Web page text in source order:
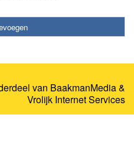
van BaakmanMedia&
Vrolijk Internet Services